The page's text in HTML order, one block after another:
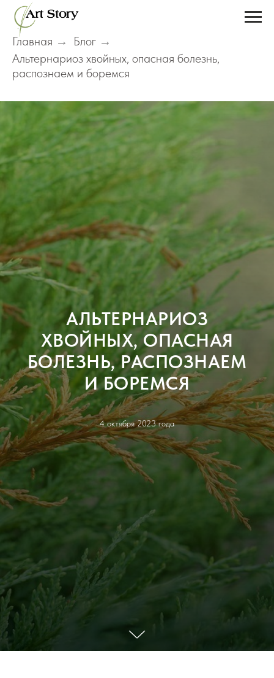
Главная → Блог →
Альтернариоз хвойных, опасная болезнь,
распознаем и боремся
АЛЬТЕРНАРИОЗ
ХВОЙНЫХ, ОПАСНАЯ
БОЛЕЗНЬ, РАСПОЗНАЕМ
И БОРЕМСЯ
4 октября 2023 года